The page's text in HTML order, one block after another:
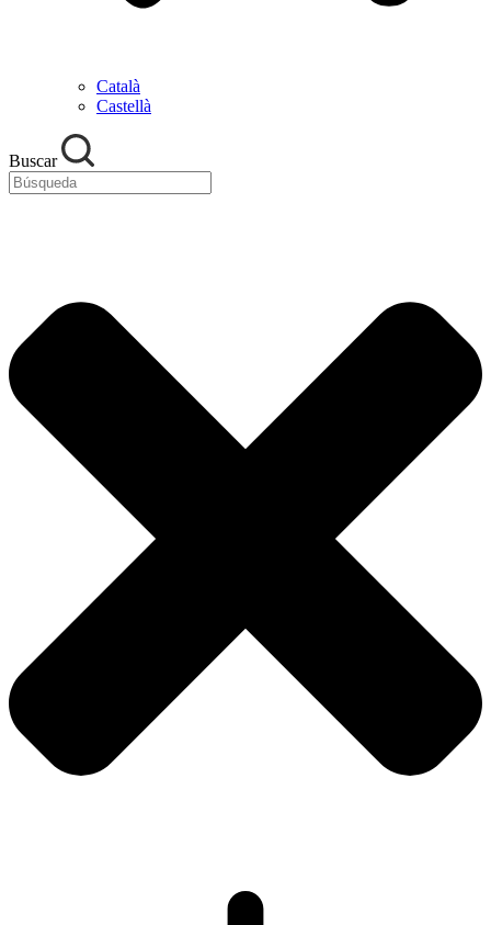
Català
Castellà
Buscar